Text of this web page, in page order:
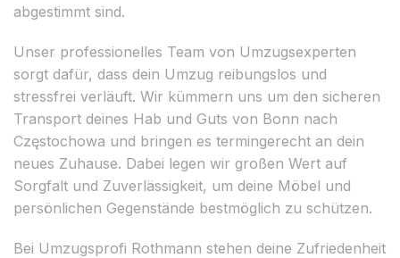
abgestimmt sind.
Unser professionelles Team von Umzugsexperten
sorgt dafür, dass dein Umzug reibungslos und
stressfrei verläuft. Wir kümmern uns um den sicheren
Transport deines Hab und Guts von Bonn nach
Częstochowa und bringen es termingerecht an dein
neues Zuhause. Dabei legen wir großen Wert auf
Sorgfalt und Zuverlässigkeit, um deine Möbel und
persönlichen Gegenstände bestmöglich zu schützen.
Bei Umzugsprofi Rothmann stehen deine Zufriedenheit